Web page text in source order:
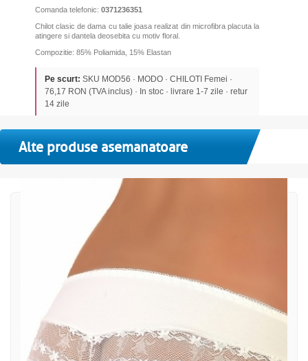
Comanda telefonic: 0371236351
Chilot clasic de dama cu talie joasa realizat din microfibra placuta la
atingere si dantela deosebita cu motiv floral.
Compozitie: 85% Poliamida, 15% Elastan
Pe scurt: SKU MOD56 · MODO · CHILOTI Femei ·
76,17 RON (TVA inclus) · In stoc · livrare 1-7 zile · retur
14 zile
Alte produse asemanatoare